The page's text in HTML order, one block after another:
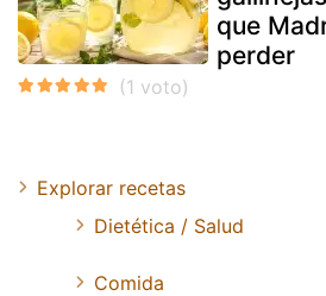
que
perder
Explorar recetas
Dietética / Salud
Comida